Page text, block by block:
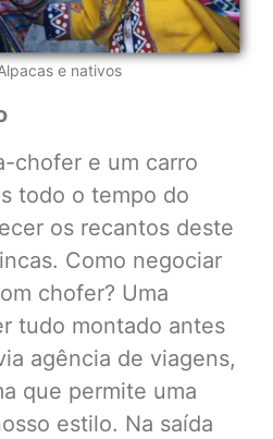
e nativos
chofer e um carro
todo o tempo do
os recantos deste
Como negociar
chofer? Uma
tudo montado antes
agência de viagens,
que permite uma
estilo. Na saída